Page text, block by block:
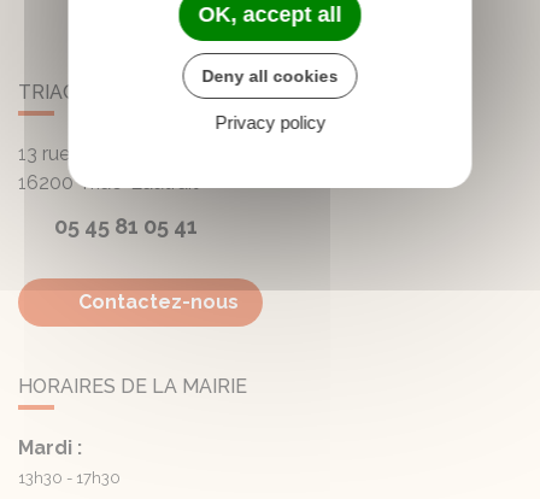
TRIAC-LAUTRAIT
13 rue de la Mairie - Lautrait
16200Triac-Lautrait
05 45 81 05 41
Contactez-nous
HORAIRES DE LA MAIRIE
Mardi :
13h30 - 17h30
OK, accept all
Deny all cookies
Privacy policy